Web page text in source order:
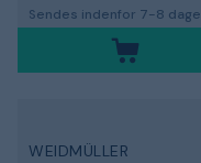
Sendes indenfor 7-8 dage
WEIDMÜLLER